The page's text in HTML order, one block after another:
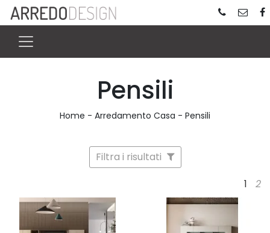
Pensili
Home - Arredamento Casa - Pensili
Filtra i risultati
1
2